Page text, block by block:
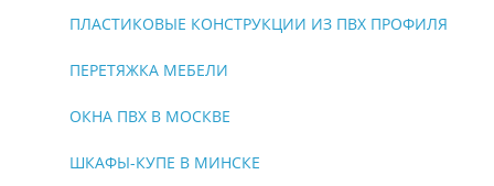
ПЛАСТИКОВЫЕ КОНСТРУКЦИИ ИЗ ПВХ ПРОФИЛЯ
ПЕРЕТЯЖКА МЕБЕЛИ
ОКНА ПВХ В МОСКВЕ
ШКАФЫ-КУПЕ В МИНСКЕ